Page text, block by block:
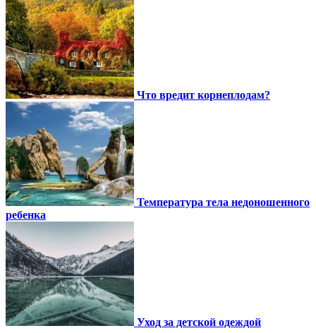
Что вредит корнеплодам?
Температура тела недоношенного
ребенка
Уход за детской одеждой